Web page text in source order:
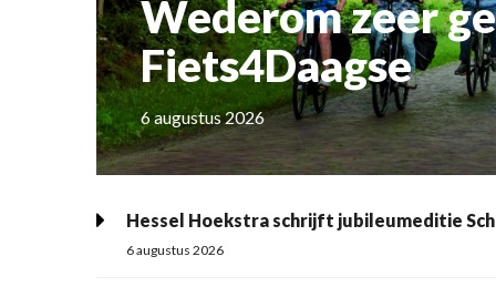
Wederom zeer
Fiets4Daagse
6 augustus 2026
Hessel Hoekstra schrijft jubileumeditie
6 augustus 2026